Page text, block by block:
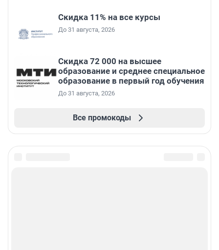
Скидка 11% на все курсы
До 31 августа, 2026
Скидка 72 000 на высшее
образование и среднее специальное
образование в первый год обучения
До 31 августа, 2026
Все промокоды